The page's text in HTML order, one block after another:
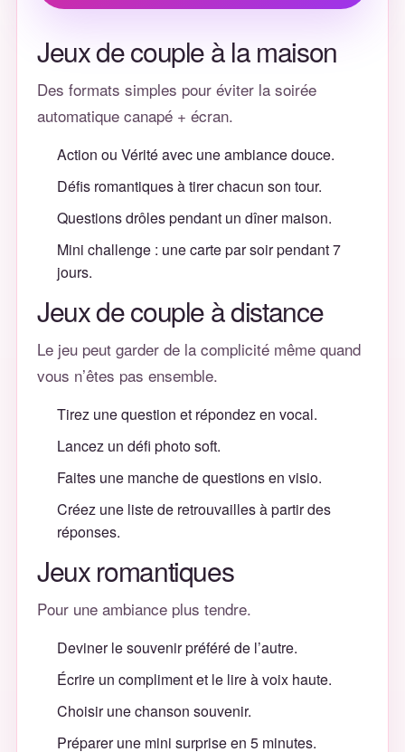
Jeux de couple à la maison
Des formats simples pour éviter la soirée
automatique canapé + écran.
Action ou Vérité avec une ambiance douce.
Défis romantiques à tirer chacun son tour.
Questions drôles pendant un dîner maison.
Mini challenge : une carte par soir pendant 7
jours.
Jeux de couple à distance
Le jeu peut garder de la complicité même quand
vous n’êtes pas ensemble.
Tirez une question et répondez en vocal.
Lancez un défi photo soft.
Faites une manche de questions en visio.
Créez une liste de retrouvailles à partir des
réponses.
Jeux romantiques
Pour une ambiance plus tendre.
Deviner le souvenir préféré de l’autre.
Écrire un compliment et le lire à voix haute.
Choisir une chanson souvenir.
Préparer une mini surprise en 5 minutes.